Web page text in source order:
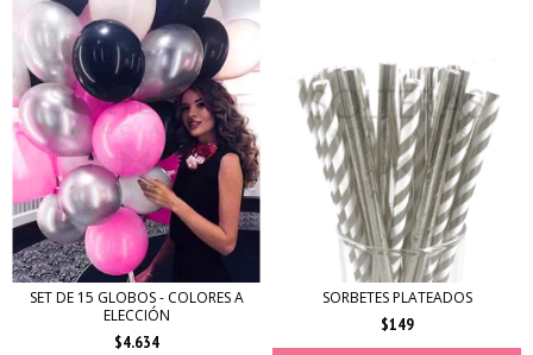
SET DE 15 GLOBOS - COLORES A
ELECCIÓN
$4.634
SORBETES PLATEADOS
$149